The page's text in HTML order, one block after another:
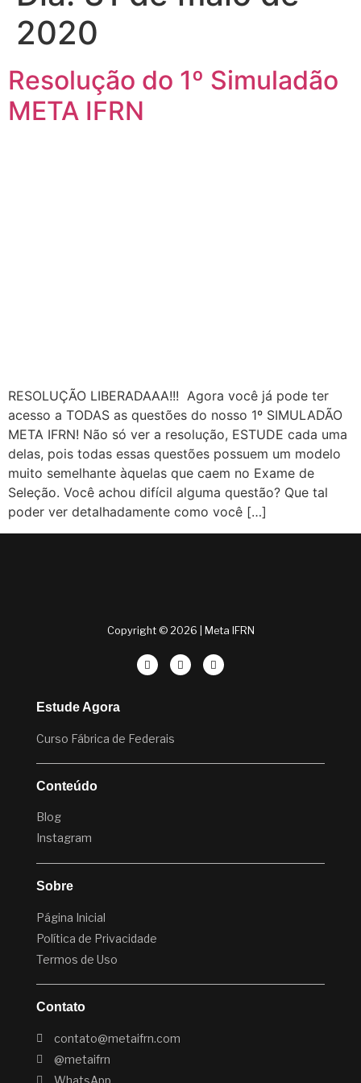
2020
Resolução do 1º Simuladão
META IFRN
RESOLUÇÃO LIBERADAAA!!! Agora você já pode ter
acesso a TODAS as questões do nosso 1º SIMULADÃO
META IFRN! Não só ver a resolução, ESTUDE cada uma
delas, pois todas essas questões possuem um modelo
muito semelhante àquelas que caem no Exame de
Seleção. Você achou difícil alguma questão? Que tal
poder ver detalhadamente como você […]
Copyright © 2026 | Meta IFRN
Estude Agora
Curso Fábrica de Federais
Conteúdo
Blog
Instagram
Sobre
Página Inicial
Política de Privacidade
Termos de Uso
Contato
contato@metaifrn.com
@metaifrn
WhatsApp